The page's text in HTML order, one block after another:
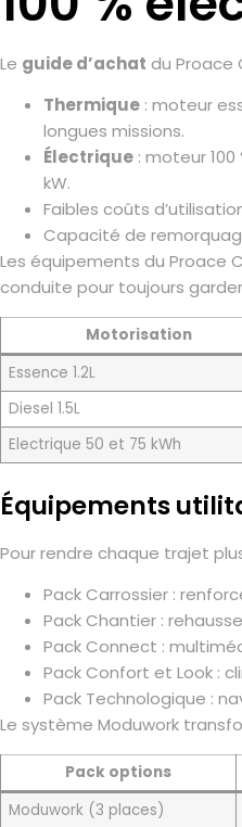
Le guide d’achat du Proace
Thermique : moteur
longues missions.
Électrique : moteur
kW.
Faibles coûts
Capacité de
Les équipements du Proace
conduite pour toujours
Motorisation
Essence 1.2L
Diesel 1.5L
Electrique 50 et 75 kWh
Équipements
Pour rendre chaque trajet
Pack Carrossier :
Pack Chantier :
Pack Connect :
Pack Confort et Look :
Pack Technologique :
Le système Moduwork
Pack options
Moduwork (3 places)